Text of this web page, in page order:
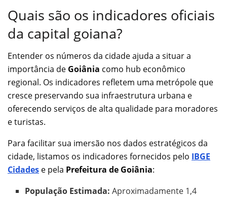
Quais são os indicadores oficiais
da capital goiana?
Entender os números da cidade ajuda a situar a
importância de Goiânia como hub econômico
regional. Os indicadores refletem uma metrópole que
cresce preservando sua infraestrutura urbana e
oferecendo serviços de alta qualidade para moradores
e turistas.
Para facilitar sua imersão nos dados estratégicos da
cidade, listamos os indicadores fornecidos pelo IBGE
Cidades e pela Prefeitura de Goiânia:
População Estimada: Aproximadamente 1,4